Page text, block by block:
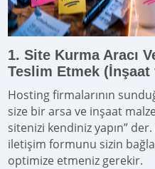
1. Site Kurma Aracı
Teslim Etmek (İnşaat
Hosting firmalarının
size bir arsa ve inşaat
sitenizi kendiniz yapın”
iletişim formunu sizin
optimize etmeniz gerekir.